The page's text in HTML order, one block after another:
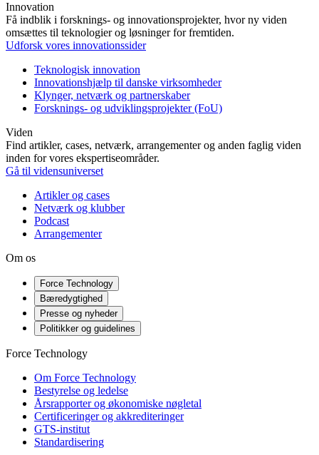
Innovation
Få indblik i forsknings- og innovationsprojekter, hvor ny viden
omsættes til teknologier og løsninger for fremtiden.
Udforsk vores innovationssider
Teknologisk innovation
Innovationshjælp til danske virksomheder
Klynger, netværk og partnerskaber
Forsknings- og udviklingsprojekter (FoU)
Viden
Find artikler, cases, netværk, arrangementer og anden faglig viden
inden for vores ekspertiseområder.
Gå til vidensuniverset
Artikler og cases
Netværk og klubber
Podcast
Arrangementer
Om os
Force Technology
Bæredygtighed
Presse og nyheder
Politikker og guidelines
Force Technology
Om Force Technology
Bestyrelse og ledelse
Årsrapporter og økonomiske nøgletal
Certificeringer og akkrediteringer
GTS-institut
Standardisering